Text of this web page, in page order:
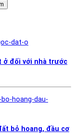
ở đối với nhà trước
bỏ hoang, đầu cơ